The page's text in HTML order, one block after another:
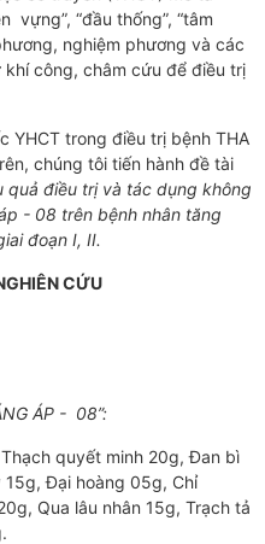
vựng”, “đầu thống”, “tâm
nghiệm phư­ơng và các
công, châm cứu để điều trị
YHCT trong điều trị bệnh THA
chúng tôi tiến hành đề tài
quả điều trị và tác dụng không
- 08 trên bệnh nhân tăng
đoạn I, II.
CỨU
ÁP - 08”:
quyết minh 20g, Đan bì
Đại hoàng 05g, Chỉ
Qua lâu nhân 15g, Trạch tả